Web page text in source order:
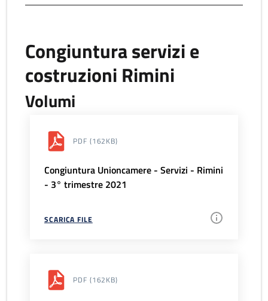
Congiuntura servizi e
costruzioni Rimini
Volumi
PDF (162KB)
Congiuntura Unioncamere - Servizi - Rimini
- 3° trimestre 2021
SCARICA FILE
PDF (162KB)